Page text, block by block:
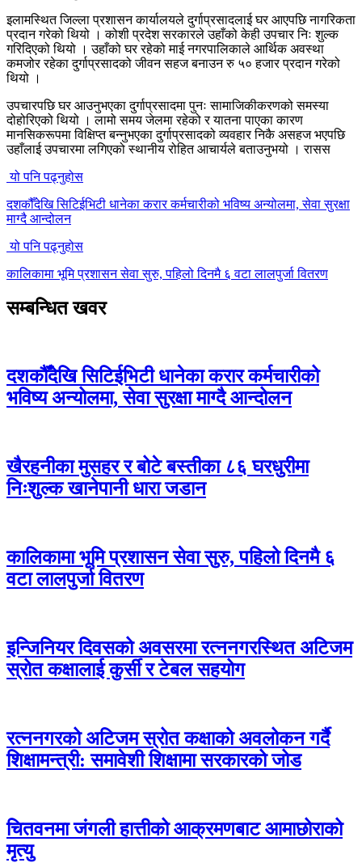
इलामस्थित जिल्ला प्रशासन कार्यालयले दुर्गाप्रसादलाई घर आएपछि नागरिकता
प्रदान गरेको थियो । कोशी प्रदेश सरकारले उहाँको केही उपचार निः शुल्क
गरिदिएको थियो । उहाँको घर रहेको माई नगरपालिकाले आर्थिक अवस्था
कमजोर रहेका दुर्गाप्रसादको जीवन सहज बनाउन रु ५० हजार प्रदान गरेको
थियो ।
उपचारपछि घर आउनुभएका दुर्गाप्रसादमा पुनः सामाजिकीकरणको समस्या
दोहोरिएको थियो । लामो समय जेलमा रहेको र यातना पाएका कारण
मानसिकरूपमा विक्षिप्त बन्नुभएका दुर्गाप्रसादको व्यवहार निकै असहज भएपछि
उहाँलाई उपचारमा लगिएको स्थानीय रोहित आचार्यले बताउनुभयो । रासस
यो पनि पढ्नुहोस
दशकौँदेखि सिटिईभिटी धानेका करार कर्मचारीको भविष्य अन्योलमा, सेवा सुरक्षा
माग्दै आन्दोलन
यो पनि पढ्नुहोस
कालिकामा भूमि प्रशासन सेवा सुरु, पहिलो दिनमै ६ वटा लालपुर्जा वितरण
सम्बन्धित खवर
दशकौँदेखि सिटिईभिटी धानेका करार कर्मचारीको
भविष्य अन्योलमा, सेवा सुरक्षा माग्दै आन्दोलन
खैरहनीका मुसहर र बोटे बस्तीका ८६ घरधुरीमा
निःशुल्क खानेपानी धारा जडान
कालिकामा भूमि प्रशासन सेवा सुरु, पहिलो दिनमै ६
वटा लालपुर्जा वितरण
इन्जिनियर दिवसको अवसरमा रत्ननगरस्थित अटिजम
स्रोत कक्षालाई कुर्सी र टेबल सहयोग
रत्ननगरको अटिजम स्रोत कक्षाको अवलोकन गर्दै
शिक्षामन्त्री: समावेशी शिक्षामा सरकारको जोड
चितवनमा जंगली हात्तीको आक्रमणबाट आमाछोराको
मृत्यु